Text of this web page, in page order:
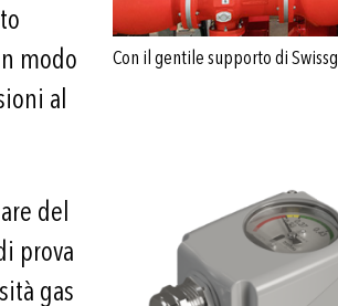
modo
al
Con il gentile supporto di
del
prova
gas